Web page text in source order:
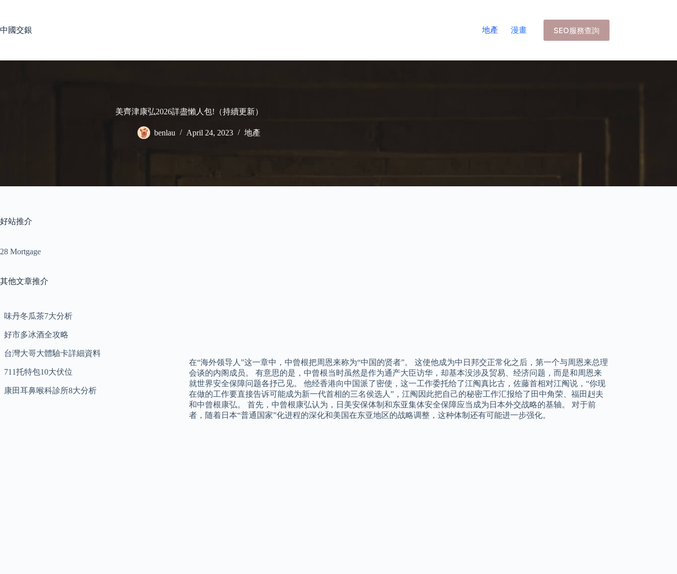
中國交銀
地產 漫畫 SEO服務查詢
美齊津康弘2026詳盡懶人包!（持續更新）
benlau April 24, 2023 地產
在“海外领导人”这一章中，中曾根把周恩来称为“中国的贤者”。 这使他成为中日邦交正常化之后，第一个与周恩来总理
会谈的内阁成员。 有意思的是，中曾根当时虽然是作为通产大臣访华，却基本没涉及贸易、经济问题，而是和周恩来
就世界安全保障问题各抒己见。 他经香港向中国派了密使，这一工作委托给了江阄真比古，佐藤首相对江阄说，“你现
在做的工作要直接告诉可能成为新一代首相的三名侯选人”，江阄因此把自己的秘密工作汇报给了田中角荣、福田赳夫
和中曾根康弘。 首先，中曾根康弘认为，日美安保体制和东亚集体安全保障应当成为日本外交战略的基轴。 对于前
者，随着日本“普通国家”化进程的深化和美国在东亚地区的战略调整，这种体制还有可能进一步强化。
好站推介
28 Mortgage
其他文章推介
味丹冬瓜茶7大分析
好市多冰酒全攻略
台灣大哥大體驗卡詳細資料
711托特包10大伏位
康田耳鼻喉科診所8大分析